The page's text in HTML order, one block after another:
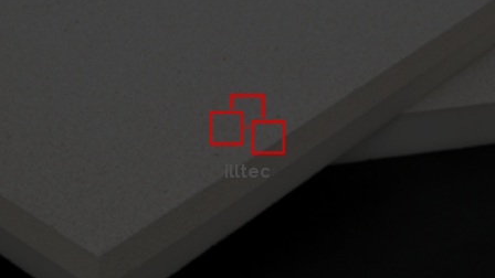
illtec